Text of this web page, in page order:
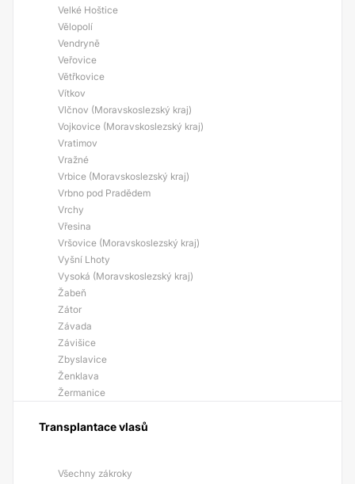
Velké Hoštice
Vělopolí
Vendryně
Veřovice
Větřkovice
Vítkov
Vlčnov (Moravskoslezský kraj)
Vojkovice (Moravskoslezský kraj)
Vratimov
Vražné
Vrbice (Moravskoslezský kraj)
Vrbno pod Pradědem
Vrchy
Vřesina
Vršovice (Moravskoslezský kraj)
Vyšní Lhoty
Vysoká (Moravskoslezský kraj)
Žabeň
Zátor
Závada
Závišice
Zbyslavice
Ženklava
Žermanice
Transplantace vlasů
Všechny zákroky